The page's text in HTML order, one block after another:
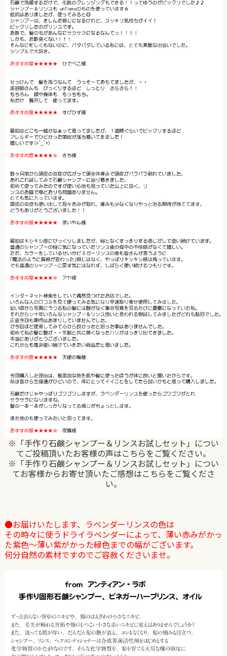
※「手作り石鹸シャンプー＆リンスお試しセット」につい
てご投稿頂いたお客様の声はこちらをご覧ください。
※「手作り石鹸シャンプー＆リンスお試しセット」につい
てお客様からお寄せ頂いたご感想はこちらをご覧くださ
い。
●お届けいたします、ラベンダーリンスの色は
その時々に使うドライラベンダーによって、薄い赤みがかっ
た紫色〜薄い紫がかった緑色までの幅がございます。
何分自然の素材ですのでご容赦くださいませ。